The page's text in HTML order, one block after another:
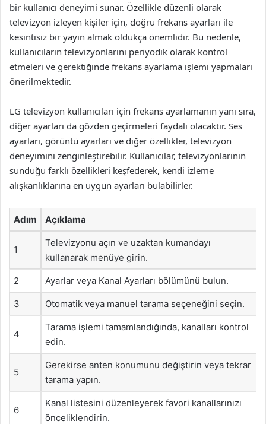
bir kullanıcı deneyimi sunar. Özellikle düzenli olarak
televizyon izleyen kişiler için, doğru frekans ayarları ile
kesintisiz bir yayın almak oldukça önemlidir. Bu nedenle,
kullanıcıların televizyonlarını periyodik olarak kontrol
etmeleri ve gerektiğinde frekans ayarlama işlemi yapmaları
önerilmektedir.
LG televizyon kullanıcıları için frekans ayarlamanın yanı sıra,
diğer ayarları da gözden geçirmeleri faydalı olacaktır. Ses
ayarları, görüntü ayarları ve diğer özellikler, televizyon
deneyimini zenginleştirebilir. Kullanıcılar, televizyonlarının
sunduğu farklı özellikleri keşfederek, kendi izleme
alışkanlıklarına en uygun ayarları bulabilirler.
Adım Açıklama
1
Televizyonu açın ve uzaktan kumandayı
kullanarak menüye girin.
2 Ayarlar veya Kanal Ayarları bölümünü bulun.
3 Otomatik veya manuel tarama seçeneğini seçin.
4
Tarama işlemi tamamlandığında, kanalları kontrol
edin.
5
Gerekirse anten konumunu değiştirin veya tekrar
tarama yapın.
6
Kanal listesini düzenleyerek favori kanallarınızı
önceliklendirin.